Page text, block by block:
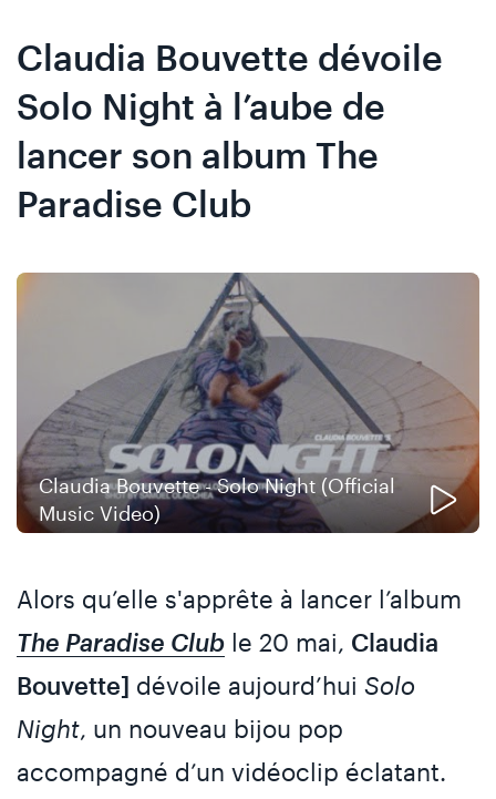
content
navigation
Claudia Bouvette dévoile
Solo Night à l’aube de
lancer son album The
Paradise Club
Claudia Bouvette - Solo Night (Official
Music Video)
Alors qu’elle s'apprête à lancer l’album
The Paradise Club le 20 mai, Claudia
Bouvette] dévoile aujourd’hui Solo
Night, un nouveau bijou pop
accompagné d’un vidéoclip éclatant.